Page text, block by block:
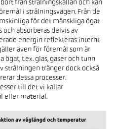
från strålningskällan och kan
i strålningsvägen. Från de
för det mänskliga ögat
absorberas delvis av
energin reflekteras internt
även för föremål som är
t.ex. glas, gaser och tunn
strålningen tränger dock också
dessa processer.
till det vi kallar
eller material.